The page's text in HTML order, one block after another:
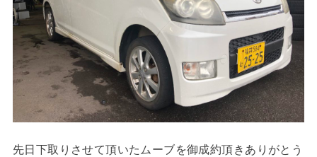
先日下取りさせて頂いたムーブを御成約頂きありがとう